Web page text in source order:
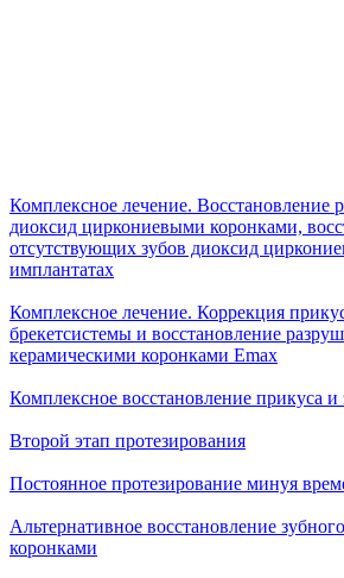
Комплексное лечение. Восстановление
диоксид циркониевыми коронками,
отсутствующих зубов диоксид
имплантатах
Комплексное лечение. Коррекция
брекетсистемы и восстановление
керамическими коронками Emax
Комплексное восстановление прикуса и
Второй этап протезирования
Постоянное протезирование минуя
Альтернативное восстановление
коронками